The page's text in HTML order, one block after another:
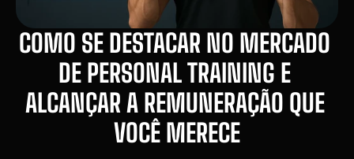
COMO SE DESTACAR NO MERCADO
DE PERSONAL TRAINING E
ALCANÇAR A REMUNERAÇÃO QUE
VOCÊ MERECE